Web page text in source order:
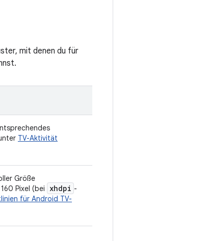
mit denen du für
TV-Aktivität
Größe
Pixel (bei
xhdpi -
für Android TV-